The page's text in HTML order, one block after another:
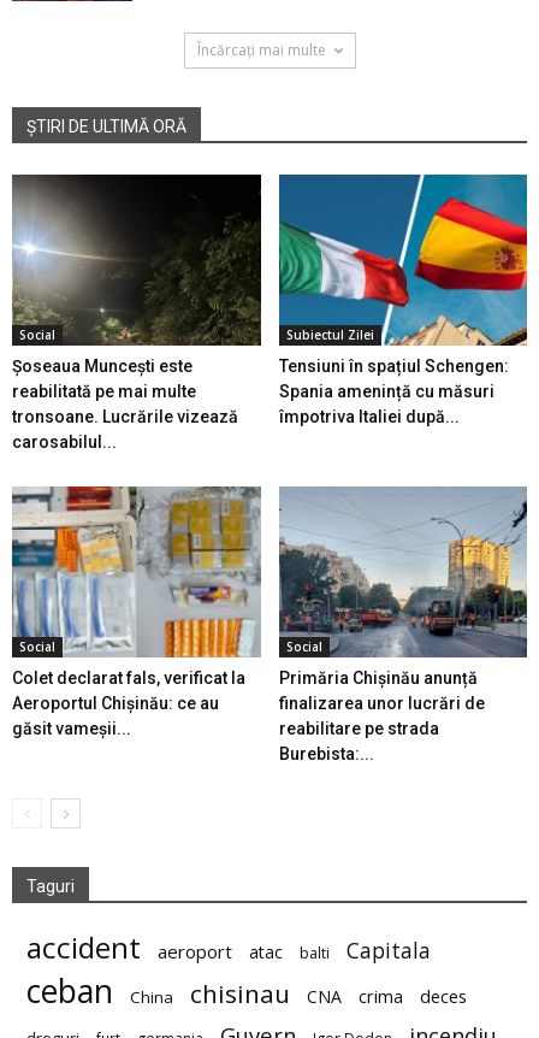
Încărcați mai multe
ȘTIRI DE ULTIMĂ ORĂ
Social
Șoseaua Muncești este
reabilitată pe mai multe
tronsoane. Lucrările vizează
carosabilul...
Subiectul Zilei
Tensiuni în spațiul Schengen:
Spania amenință cu măsuri
împotriva Italiei după...
Social
Colet declarat fals, verificat la
Aeroportul Chișinău: ce au
găsit vameșii...
Social
Primăria Chișinău anunță
finalizarea unor lucrări de
reabilitare pe strada
Burebista:...
Taguri
accident aeroport atac balti Capitala
ceban China chisinau CNA crima deces